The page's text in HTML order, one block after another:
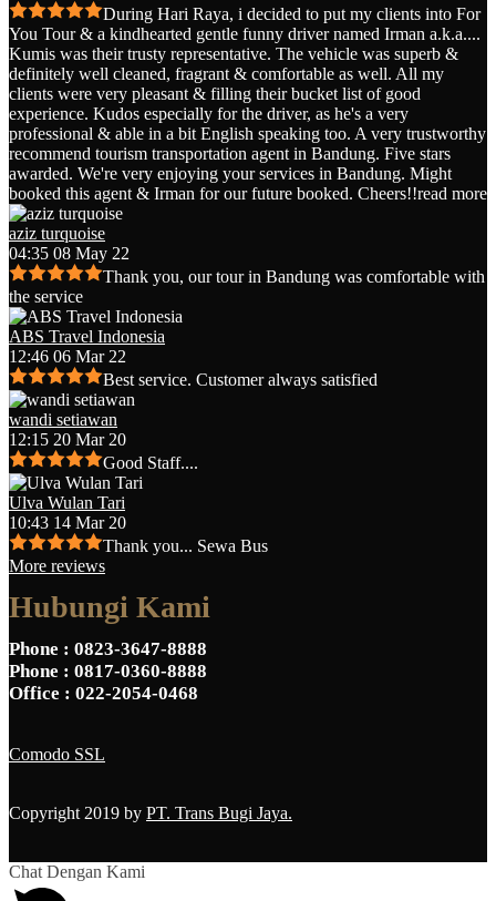
During Hari Raya, i decided to put my clients into For
You Tour & a kindhearted gentle funny driver named Irman a.k.a....
Kumis was their trusty representative. The vehicle was superb &
definitely well cleaned, fragrant & comfortable as well. All my
clients were very pleasant & filling their bucket list of good
experience. Kudos especially for the driver, as he's a very
professional & able in a bit English speaking too. A very trustworthy
recommend tourism transportation agent in Bandung. Five stars
awarded. We're very enjoying your services in Bandung. Might
booked this agent & Irman for our future booked. Cheers!!read more
aziz turquoise
04:35 08 May 22
Thank you, our tour in Bandung was comfortable with
the service
ABS Travel Indonesia
12:46 06 Mar 22
Best service. Customer always satisfied
wandi setiawan
12:15 20 Mar 20
Good Staff....
Ulva Wulan Tari
10:43 14 Mar 20
Thank you... Sewa Bus
More reviews
Hubungi Kami
Phone : 0823-3647-8888
Phone : 0817-0360-8888
Office : 022-2054-0468
Comodo SSL
Copyright 2019 by PT. Trans Bugi Jaya.
Chat Dengan Kami